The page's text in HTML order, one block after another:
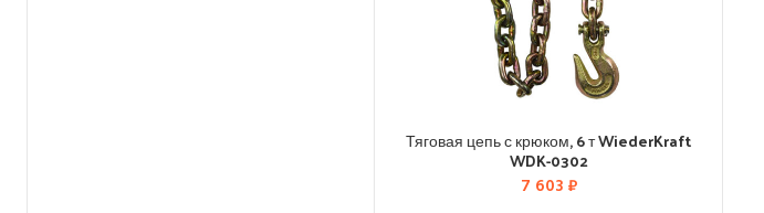
Тяговая цепь с крюком, 6 т WiederKraft
WDK-0302
7 603 ₽